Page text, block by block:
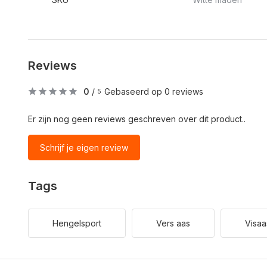
Reviews
0 / 5 Gebaseerd op 0 reviews
Er zijn nog geen reviews geschreven over dit product..
Schrijf je eigen review
Tags
Hengelsport Vers aas